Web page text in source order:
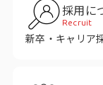
採用情報
採用に
Recruit
新卒・キャリア